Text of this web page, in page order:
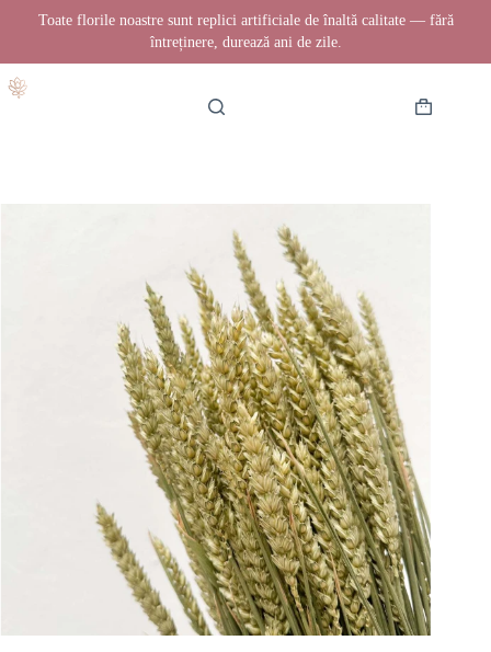
Toate florile noastre sunt replici artificiale de înaltă calitate — fără
întreținere, durează ani de zile.
la
Coș